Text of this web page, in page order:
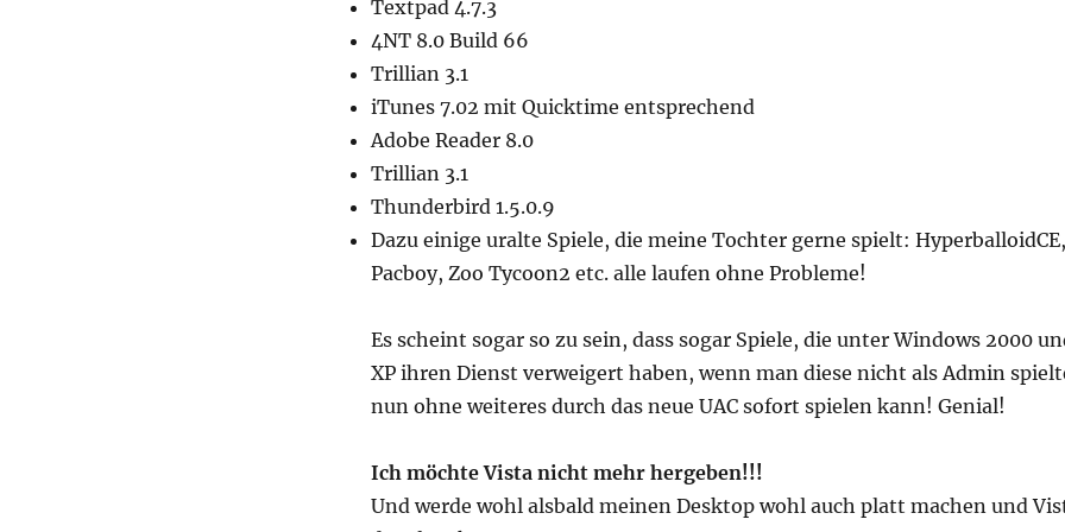
Textpad 4.7.3
4NT 8.0 Build 66
Trillian 3.1
iTunes 7.02 mit Quicktime entsprechend
Adobe Reader 8.0
Trillian 3.1
Thunderbird 1.5.0.9
Dazu einige uralte Spiele, die meine Tochter gerne spielt: HyperballoidCE,
Pacboy, Zoo Tycoon2 etc. alle laufen ohne Probleme!
Es scheint sogar so zu sein, dass sogar Spiele, die unter Windows 2000
XP ihren Dienst verweigert haben, wenn man diese nicht als Admin
nun ohne weiteres durch das neue UAC sofort spielen kann! Genial!
Ich möchte Vista nicht mehr hergeben!!!
Und werde wohl alsbald meinen Desktop wohl auch platt machen und